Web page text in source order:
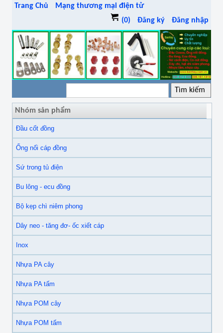
Trang Chủ
Mạng thương mại điện tử
(0)
Đăng ký Đăng nhập
Nhóm sản phẩm
Đầu cốt đồng
Ống nối cáp đồng
Sứ trong tủ điện
Bu lông - ecu đồng
Bộ kẹp chì niêm phong
Dây neo - tăng đơ- ốc xiết cáp
Inox
Nhựa PA cây
Nhựa PA tấm
Nhựa POM cây
Nhựa POM tấm